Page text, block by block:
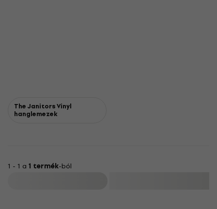
The Janitors Vinyl
hanglemezek
1 - 1 a 1 termék-ból